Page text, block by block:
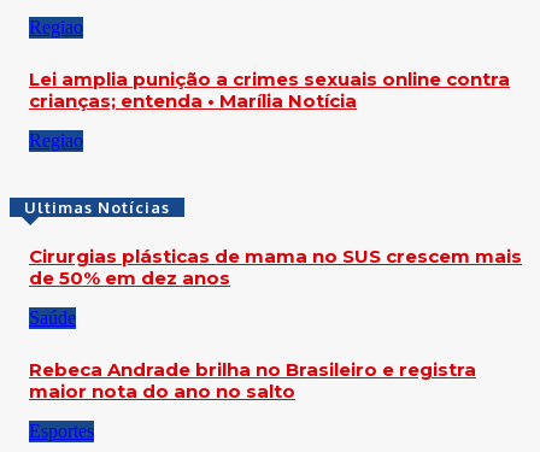
Regiao
Lei amplia punição a crimes sexuais online contra
crianças; entenda • Marília Notícia
Regiao
Ultimas Notícias
Cirurgias plásticas de mama no SUS crescem mais
de 50% em dez anos
Saúde
Rebeca Andrade brilha no Brasileiro e registra
maior nota do ano no salto
Esportes